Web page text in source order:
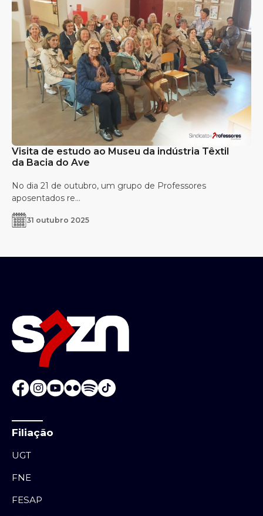
Visita de estudo ao Museu da indústria Têxtil
da Bacia do Ave
No dia 21 de outubro, um grupo de Professores
aposentados re...
31 outubro 2025
Filiação
UGT
FNE
FESAP